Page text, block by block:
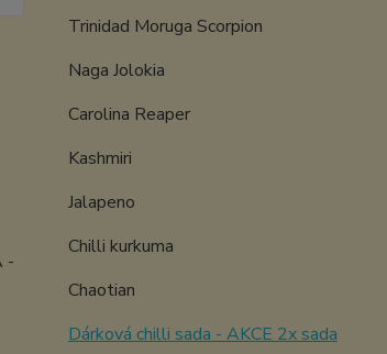
-
Trinidad Moruga Scorpion
Naga Jolokia
Carolina Reaper
Kashmiri
Jalapeno
Chilli kurkuma
Chaotian
Dárková chilli sada - AKCE 2x sada